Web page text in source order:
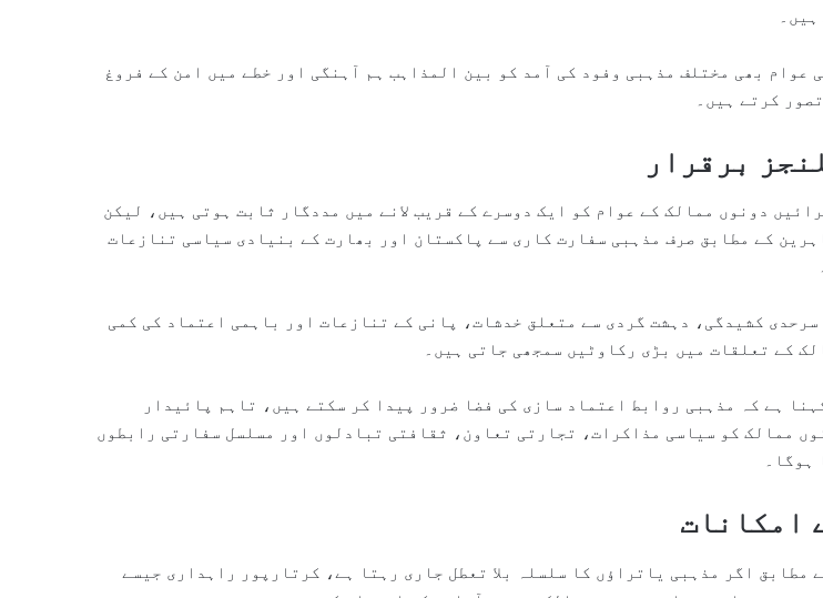
عوام بھی مختلف مذہبی وفود کی آمد کو بین المذاہب ہم آہنگی اور خطے میں امن کے فروغ
کرتے ہیں۔
برقرار
دونوں ممالک کے عوام کو ایک دوسرے کے قریب لانے میں مددگار ثابت ہوتی ہیں، لیکن
کے مطابق صرف مذہبی سفارت کاری سے پاکستان اور بھارت کے بنیادی سیاسی تنازعات
کشیدگی، دہشت گردی سے متعلق خدشات، پانی کے تنازعات اور باہمی اعتماد کی کمی
کے تعلقات میں بڑی رکاوٹیں سمجھی جاتی ہیں۔
ہے کہ مذہبی روابط اعتماد سازی کی فضا ضرور پیدا کر سکتے ہیں، تاہم پائیدار
ممالک کو سیاسی مذاکرات، تجارتی تعاون، ثقافتی تبادلوں اور مسلسل سفارتی رابطوں
ہوگا۔
امکانات
مطابق اگر مذہبی یاتراؤں کا سلسلہ بلا تعطل جاری رہتا ہے، کرتارپور راہداری جیسے